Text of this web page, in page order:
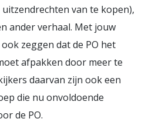
van te kopen),
ander verhaal. Met jouw
zeggen dat de PO het
afpakken door meer te
daarvan zijn ook een
die nu onvoldoende
de PO.